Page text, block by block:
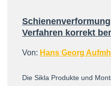
Verfahren korrekt
Von: Hans Georg
Die Sikla Produkte und